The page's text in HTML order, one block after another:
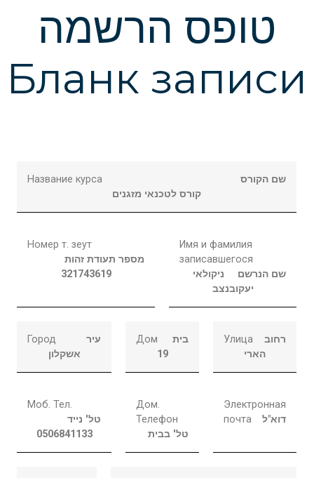
טופס הרשמה
Бланк записи
Название курса
שם הקורס
קורס לטכנאי מזגנים
Номер т. зеут
מספר תעודת זהות
321743619
Имя и фамилия
записавшегося
שם הנרשם
ניקולאי
יעקובנצב
Город
עיר
אשקלון
Дом
בית
19
Улица
רחוב
הארי
Моб. Тел.
טל' נייד
0506841133
Дом.
Телефон
טל' בבית
Электронная
почта
דוא"ל